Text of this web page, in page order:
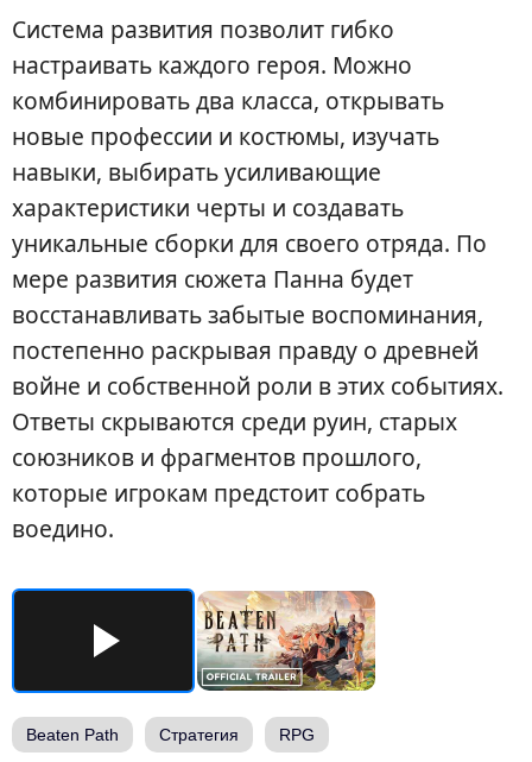
Система развития позволит гибко
настраивать каждого героя. Можно
комбинировать два класса, открывать
новые профессии и костюмы, изучать
навыки, выбирать усиливающие
характеристики черты и создавать
уникальные сборки для своего отряда. По
мере развития сюжета Панна будет
восстанавливать забытые воспоминания,
постепенно раскрывая правду о древней
войне и собственной роли в этих событиях.
Ответы скрываются среди руин, старых
союзников и фрагментов прошлого,
которые игрокам предстоит собрать
воедино.
Beaten Path Стратегия RPG